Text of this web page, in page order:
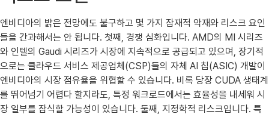
엔비디아의 밝은 전망에도 불구하고 몇 가지 잠재적 악재와 리스크 요인
들을 간과해서는 안 됩니다. 첫째, 경쟁 심화입니다. AMD의 MI 시리즈
와 인텔의 Gaudi 시리즈가 시장에 지속적으로 공급되고 있으며, 장기적
으로는 클라우드 서비스 제공업체(CSP)들의 자체 AI 칩(ASIC) 개발이
엔비디아의 시장 점유율을 위협할 수 있습니다. 비록 당장 CUDA 생태계
를 뛰어넘기 어렵다 할지라도, 특정 워크로드에서는 효율성을 내세워 시
장 일부를 잠식할 가능성이 있습니다. 둘째, 지정학적 리스크입니다. 특